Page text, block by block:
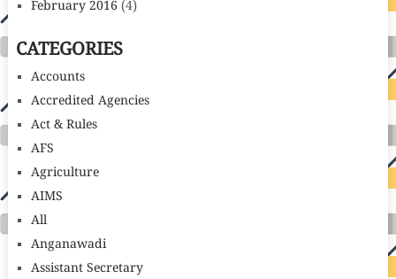
February 2016 (4)
CATEGORIES
Accounts
Accredited Agencies
Act & Rules
AFS
Agriculture
AIMS
All
Anganawadi
Assistant Secretary